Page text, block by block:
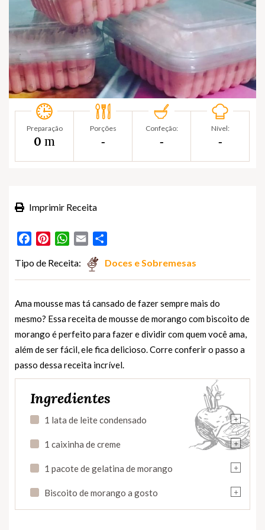
Preparação
0 m
Porções
‐
Confeção:
‐
Nível:
‐
Imprimir Receita
FacebookPinterestWhatsApp
Email
Tipo de Receita: Doces e Sobremesas
Ama mousse mas tá cansado de fazer sempre mais do
mesmo? Essa receita de mousse de morango com biscoito de
morango é perfeito para fazer e dividir com quem você ama,
além de ser fácil, ele fica delicioso. Corre conferir o passo a
passo dessa receita incrível.
Ingredientes
+
1 lata de leite condensado
+
1 caixinha de creme
+
1 pacote de gelatina de morango
+
Biscoito de morango a gosto